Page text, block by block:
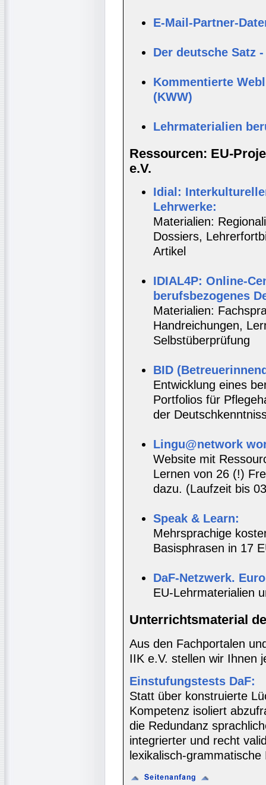
E-Mail-Partner-
Der deutsche Satz
Kommentierte
(KWW)
Lehrmaterialien
Ressourcen: EU-
e.V.
Idial:
Lehrwerke:
Materialien:
Dossiers,
Artikel
IDIAL4P: Online-
berufsbezogenes
Materialien:
Handreichungen,
Selbstüberprüfung
BID
Entwicklung eines
Portfolios für
der
Lingu@network
Website mit
Lernen von 26 (!)
dazu. (Laufzeit bis
Speak & Learn:
Mehrsprachige
Basisphrasen in 17
DaF-Netzwerk.
EU-Lehrmaterialien
Unterrichtsmaterial
Aus den Fachportalen
IIK e.V. stellen wir Ihnen
Einstufungstests DaF:
Statt über konstruierte
Kompetenz isoliert
die Redundanz
integrierter und recht
lexikalisch-